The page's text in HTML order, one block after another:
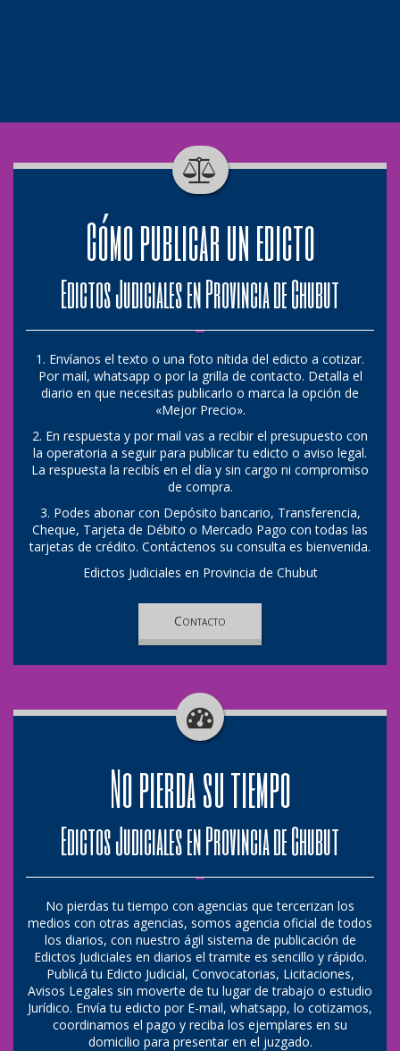
Cómo publicar un edicto
Edictos Judiciales en Provincia de Chubut
1. Envíanos el texto o una foto nítida del edicto a cotizar.
Por mail, whatsapp o por la grilla de contacto. Detalla el
diario en que necesitas publicarlo o marca la opción de
«Mejor Precio».
2. En respuesta y por mail vas a recibir el presupuesto con
la operatoria a seguir para publicar tu edicto o aviso legal.
La respuesta la recibís en el día y sin cargo ni compromiso
de compra.
3. Podes abonar con Depósito bancario, Transferencia,
Cheque, Tarjeta de Débito o Mercado Pago con todas las
tarjetas de crédito. Contáctenos su consulta es bienvenida.
Edictos Judiciales en Provincia de Chubut
Contacto
No pierda su tiempo
Edictos Judiciales en Provincia de Chubut
No pierdas tu tiempo con agencias que tercerizan los
medios con otras agencias, somos agencia oficial de todos
los diarios, con nuestro ágil sistema de publicación de
Edictos Judiciales en diarios el tramite es sencillo y rápido.
Publicá tu Edicto Judicial, Convocatorias, Licitaciones,
Avisos Legales sin moverte de tu lugar de trabajo o estudio
Jurídico. Envía tu edicto por E-mail, whatsapp, lo cotizamos,
coordinamos el pago y reciba los ejemplares en su
domicilio para presentar en el juzgado.